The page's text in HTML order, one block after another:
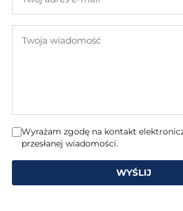
adres
mail
wiadomość
Wyrażam zgodę na kontakt
przesłanej wiadomości.
WYŚLIJ